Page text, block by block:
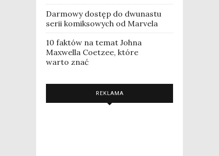
Darmowy dostęp do dwunastu
serii komiksowych od Marvela
10 faktów na temat Johna
Maxwella Coetzee, które
warto znać
REKLAMA